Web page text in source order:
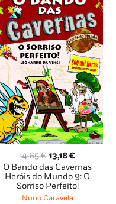
14,65€ O
preço
original
era:
14,65 €.
13,18€O
preço
atual
é:
O Bando das Cavernas
Heróis do Mundo 9: O
Sorriso Perfeito!
Nuno Caravela